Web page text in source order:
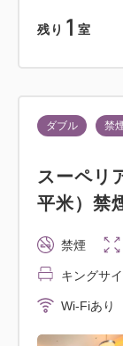
残り 1 室
ダブル 禁
スーペリ
平米）禁
禁煙
キングサ
Wi-Fiあり